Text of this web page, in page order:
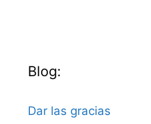
Blog:
Dar las gracias